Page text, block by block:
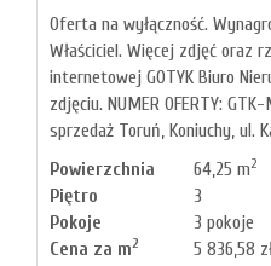
Oferta na wyłączność.
Właściciel. Więcej zdjęć oraz
internetowej GOTYK Biuro
zdjęciu. NUMER OFERTY:
sprzedaż Toruń, Koniuchy, ul.
Powierzchnia
64,25 m2
Piętro
3
Pokoje
3 pokoje
Cena za m2 5 836,58